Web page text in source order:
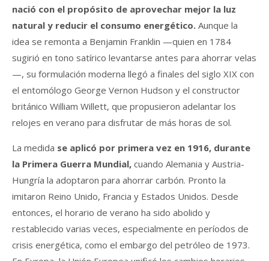
nació con el propósito de aprovechar mejor la luz
natural y reducir el consumo energético. Aunque la
idea se remonta a Benjamin Franklin —quien en 1784
sugirió en tono satírico levantarse antes para ahorrar velas
—, su formulación moderna llegó a finales del siglo XIX con
el entomólogo George Vernon Hudson y el constructor
británico William Willett, que propusieron adelantar los
relojes en verano para disfrutar de más horas de sol.
La medida se aplicó por primera vez en 1916, durante
la Primera Guerra Mundial, cuando Alemania y Austria-
Hungría la adoptaron para ahorrar carbón. Pronto la
imitaron Reino Unido, Francia y Estados Unidos. Desde
entonces, el horario de verano ha sido abolido y
restablecido varias veces, especialmente en períodos de
crisis energética, como el embargo del petróleo de 1973.